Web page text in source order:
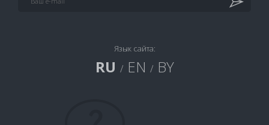
Язык сайта:
RU / EN / BY